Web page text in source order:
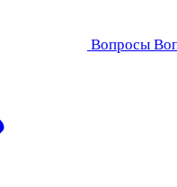
Вопросы